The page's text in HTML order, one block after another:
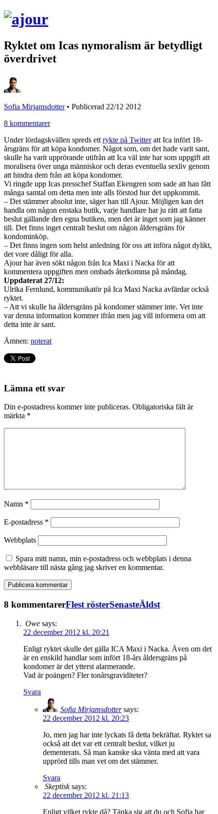
Ryktet om Icas nymoralism är betydligt
överdrivet
Sofia Mirjamsdotter• Publicerad 22/12 2012
8 kommentarer
Under lördagskvällen spreds ett rykte på Twitteratt Ica infört 18-
årsgräns för att köpa kondomer. Något som, om det hade varit sant,
skulle ha varit upprörande utifrån att Ica väl inte har som uppgift att
moralisera över unga människor och deras eventuella sexliv genom
att hindra dem från att köpa kondomer.
Vi ringde upp Icas presschef Staffan Ekengren som sade att han fått
många samtal om detta men inte alls förstod hur det uppkommit.
– Det stämmer absolut inte, säger han till Ajour. Möjligen kan det
handla om någon enstaka butik, varje handlare har ju rätt att fatta
beslut gällande den egna butiken, men det är inget som jag känner
till. Det finns inget centralt beslut om någon åldersgräns för
kondominköp.
– Det finns ingen som helst anledning för oss att införa något dylikt,
det vore dåligt för alla.
Ajour har även sökt någon från Ica Maxi i Nacka för att
kommentera uppgiften men ombads återkomma på måndag.
Uppdaterat 27/12:
Ulrika Fernlund, kommunikatör på Ica Maxi Nacka avfärdar också
ryktet.
– Att vi skulle ha åldersgräns på kondomer stämmer inte. Vet inte
var denna information kommer ifrån men jag vill informera om att
detta inte är sant.
Ämnen: noterat
Lämna ett svar
Din e-postadress kommer inte publiceras. Obligatoriska fält är
märkta *
Namn *
E-postadress *
Webbplats
Spara mitt namn, min e-postadress och webbplats i denna
webbläsare till nästa gång jag skriver en kommentar.
8 kommentarerFlest rösterSenasteÄldst
Owe says:
22 december 2012 kl. 20:21
Enligt ryktet skulle det gälla ICA Maxi i Nacka. Även om det
är en enskild handlar som infört 18-års åldersgräns på
kondomer är det ytterst alarmerande.
Vad är poängen? Fler tonårsgraviditeter?
Svara
Sofia Mirjamsdotter says:
22 december 2012 kl. 20:23
Jo, men jag har inte lyckats få detta bekräftat. Ryktet sa
också att det var ett centralt beslut, vilket ju
dementerats. Så man kanske ska vänta med att vara
upprörd tills man vet om det stämmer.
Svara
Skeptisk says:
22 december 2012 kl. 21:13
Enligt vilket rykte då? Tänka sig att du och Sofia har